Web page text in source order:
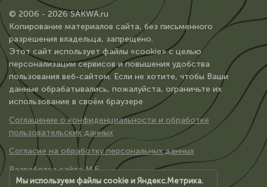
© 2006 - 2026 SAKWA.ru
Копирование материалов сайта, без письменного
разрешения владельца, запрещено.
Этот сайт использует файлы «cookie» с целью
персонализации сервисов и повышения удобства
пользования веб-сайтом. Если не хотите, чтобы Ваши
данные обрабатывались, пожалуйста, ограничьте их
использование в своём браузере
Соглашение о конфиденциальности и обработке
пользовательских данных
Согласие на обработку персональных данных
Разработка сайта М.Б.
Мы используем файлы cookie и Яндекс.Метрика.